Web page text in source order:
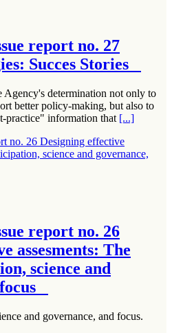
report no. 27
Succes Stories
Agency's determination not only to
better policy-making, but also to
practice" information that [...]
report no. 26
assesments: The
science and
and governance, and focus.